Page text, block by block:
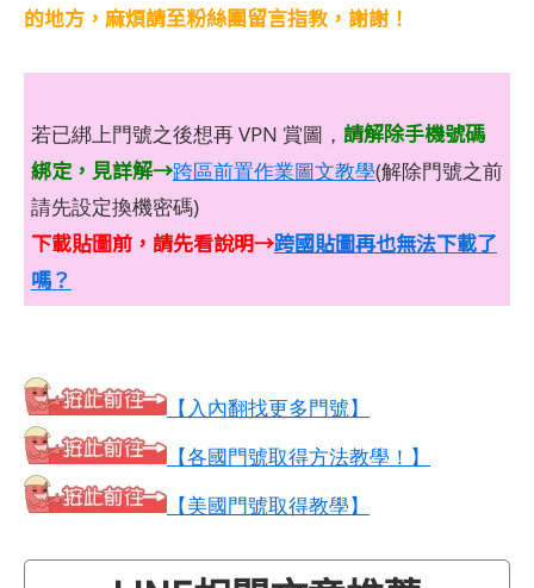
的地方，麻煩請至粉絲團留言指教，謝謝！
若已綁上門號之後想再 VPN 賞圖， 請解除手機號碼
綁定，見詳解→跨區前置作業圖文教學(解除門號之前
請先設定換機密碼)
下載貼圖前，請先看說明→跨國貼圖再也無法下載了
嗎？
【入內翻找更多門號】
【各國門號取得方法教學！】
【美國門號取得教學】